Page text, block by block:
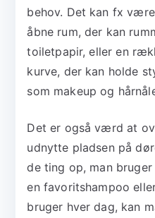
behov. Det kan fx
åbne rum, der kan
toiletpapir, eller en
kurve, der kan holde
som makeup og
Det er også værd at
udnytte pladsen på
de ting op, man
en favoritshampoo
bruger hver dag, kan